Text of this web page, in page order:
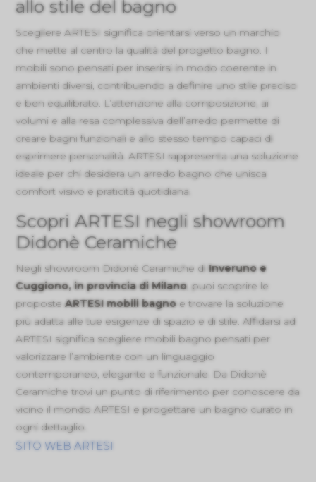
allo stile del bagno
Scegliere ARTESI significa orientarsi verso un marchio
che mette al centro la qualità del progetto bagno. I
mobili sono pensati per inserirsi in modo coerente in
ambienti diversi, contribuendo a definire uno stile preciso
e ben equilibrato. L’attenzione alla composizione, ai
volumi e alla resa complessiva dell’arredo permette di
creare bagni funzionali e allo stesso tempo capaci di
esprimere personalità. ARTESI rappresenta una soluzione
ideale per chi desidera un arredo bagno che unisca
comfort visivo e praticità quotidiana.
Scopri ARTESI negli showroom
Didonè Ceramiche
Negli showroom Didonè Ceramiche diInveruno e
Cuggiono, in provincia di Milano, puoi scoprire le
proposteARTESI mobili bagnoe trovare la soluzione
più adatta alle tue esigenze di spazio e di stile. Affidarsi ad
ARTESI significa scegliere mobili bagno pensati per
valorizzare l’ambiente con un linguaggio
contemporaneo, elegante e funzionale. Da Didonè
Ceramiche trovi un punto di riferimento per conoscere da
vicino il mondo ARTESI e progettare un bagno curato in
ogni dettaglio.
SITO WEB ARTESI